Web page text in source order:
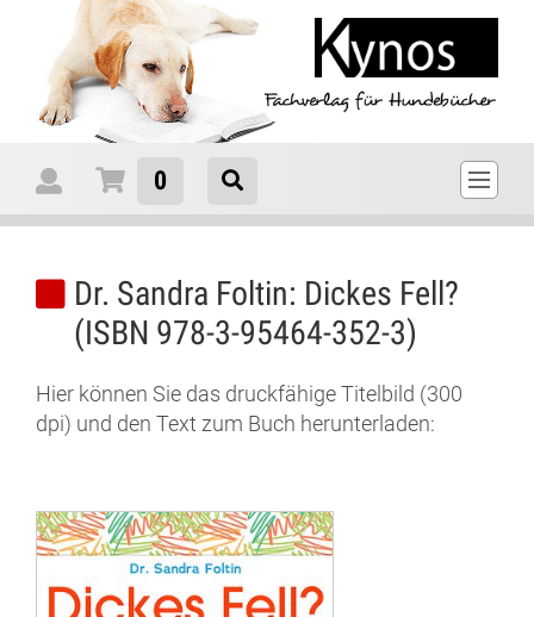
Dr. Sandra Foltin: Dickes Fell?
(ISBN 978-3-95464-352-3)
Hier können Sie das druckfähige Titelbild (300
dpi) und den Text zum Buch herunterladen:
0